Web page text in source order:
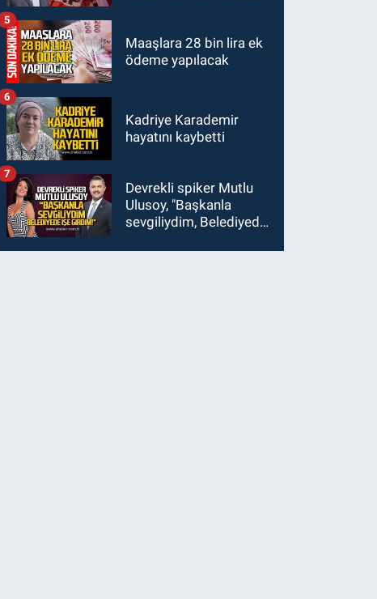
Maaşlara 28 bin lira ek
ödeme yapılacak
5
Kadriye Karademir
hayatını kaybetti
6
Devrekli spiker Mutlu
Ulusoy, "Başkanla
sevgiliydim, Belediyede
7